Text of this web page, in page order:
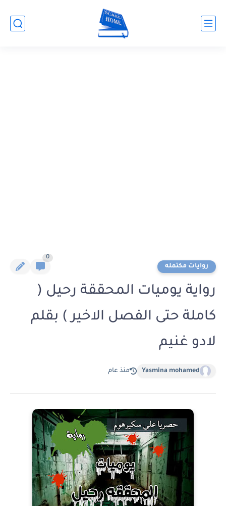
روايات مكتمله
0
رواية يوميات المحققة رحيل (
كاملة حتى الفصل الاخير ) بقلم
لادو غنيم
Yasmina mohamed منذ عام